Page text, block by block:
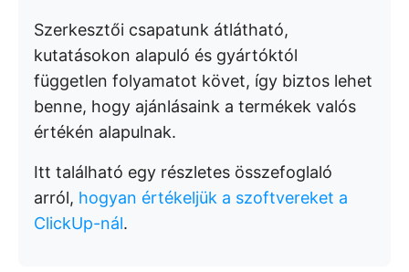
Szerkesztői csapatunk átlátható,
kutatásokon alapuló és gyártóktól
független folyamatot követ, így biztos lehet
benne, hogy ajánlásaink a termékek valós
értékén alapulnak.
Itt található egy részletes összefoglaló
arról, hogyan értékeljük a szoftvereket a
ClickUp-nál.